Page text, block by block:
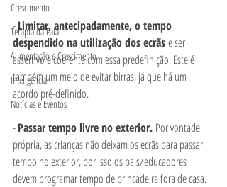
Crescimento
Terapia da Fala
Alimentação e Crescimento
Inteligência
Notícias e Eventos
- Limitar, antecipadamente, o tempo
despendido na utilização dos ecrãs e ser
assertivo e coerente com essa predefinição. Este é
também um meio de evitar birras, já que há um
acordo pré-definido.
- Passar tempo livre no exterior. Por vontade
própria, as crianças não deixam os ecrãs para passar
tempo no exterior, por isso os pais/educadores
devem programar tempo de brincadeira fora de casa.